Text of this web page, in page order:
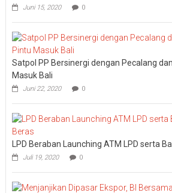
Juni 15, 2020 0
Satpol PP Bersinergi dengan Pecalang
Masuk Bali
Juni 22, 2020 0
LPD Beraban Launching ATM LPD serta
Juli 19, 2020 0